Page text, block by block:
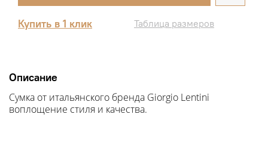
Купить в 1 клик Таблица размеров
Описание
Сумка от итальянского бренда Giorgio Lentini
воплощение стиля и качества.